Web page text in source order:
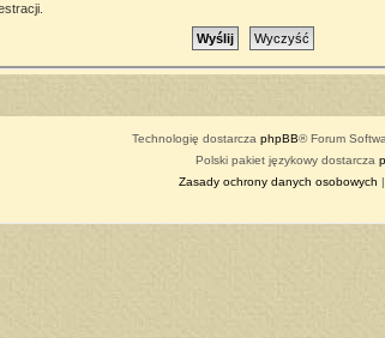
Technologię dostarcza phpBB® Forum
Polski pakiet językowy dostarcza
Zasady ochrony danych osobowych |